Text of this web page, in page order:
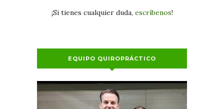
¡Si tienes cualquier duda, escríbenos!
EQUIPO QUIROPRÁCTICO